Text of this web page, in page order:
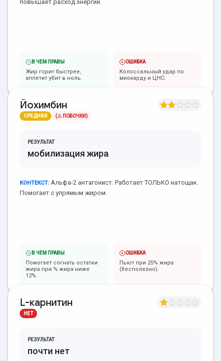
повышает расход энергии.
В ЧЕМ ПРАВЫ
Жир горит быстрее,
аппетит убит в ноль.
ОШИБКА
Колоссальный удар по
миокарду и ЦНС.
Йохимбин
СРЕДНЯЯ (⚠ ПОБОЧКИ)
РЕЗУЛЬТАТ
мобилизация жира
КОНТЕКСТ: Альфа-2 антагонист. Работает ТОЛЬКО натощак.
Помогает с упрямым жиром.
В ЧЕМ ПРАВЫ
Помогает согнать остатки
жира при % жира ниже
12%.
ОШИБКА
Пьют при 25% жира
(бесполезно).
L-карнитин
НЕТ
РЕЗУЛЬТАТ
почти нет